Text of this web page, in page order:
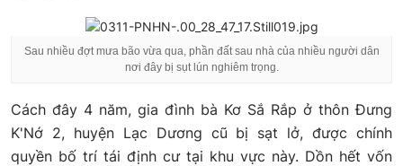
Sau nhiều đợt mưa bão vừa qua, phần đất sau nhà của nhiều người dân
nơi đây bị sụt lún nghiêm trọng.
Cách đây 4 năm, gia đình bà Kơ Sắ Rắp ở thôn Đưng
K'Nớ 2, huyện Lạc Dương cũ bị sạt lở, được chính
quyền bố trí tái định cư tại khu vực này. Dồn hết vốn